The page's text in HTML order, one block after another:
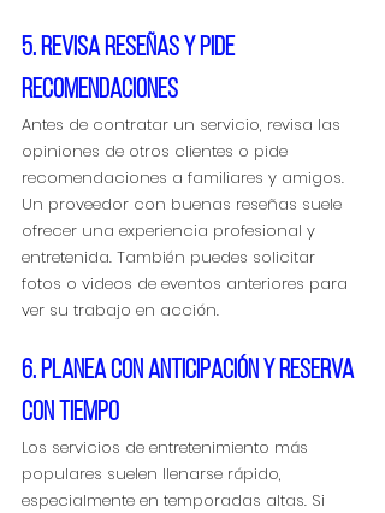
5. Revisa reseñas y pide
recomendaciones
Antes de contratar un servicio, revisa las
opiniones de otros clientes o pide
recomendaciones a familiares y amigos.
Un proveedor con buenas reseñas suele
ofrecer una experiencia profesional y
entretenida. También puedes solicitar
fotos o videos de eventos anteriores para
ver su trabajo en acción.
6. Planea con anticipación y reserva
con tiempo
Los servicios de entretenimiento más
populares suelen llenarse rápido,
especialmente en temporadas altas. Si